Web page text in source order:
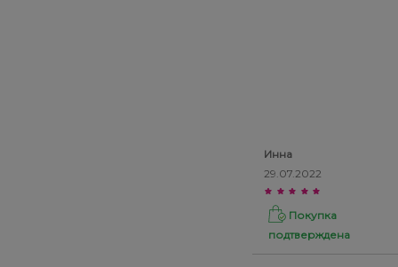
Инна
29.07.2022
Покупка
подтверждена